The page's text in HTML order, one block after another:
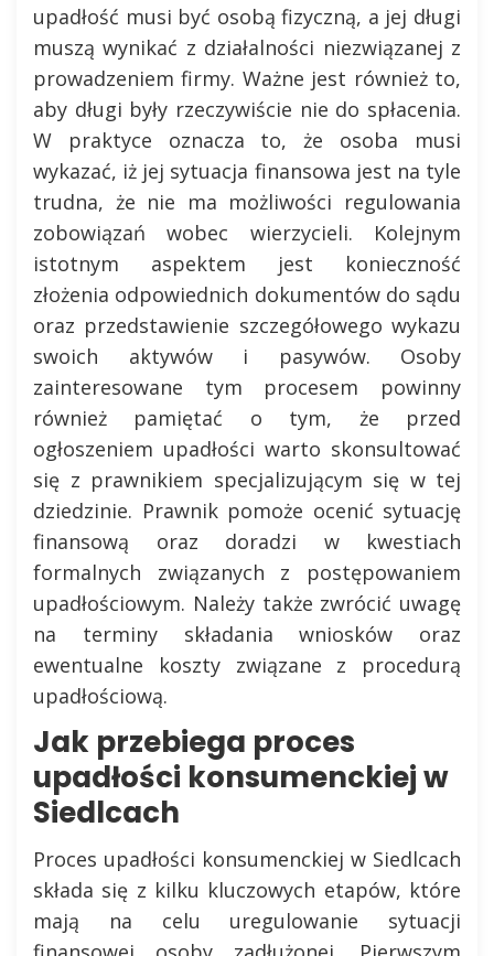
upadłość musi być osobą fizyczną, a jej długi
muszą wynikać z działalności niezwiązanej z
prowadzeniem firmy. Ważne jest również to,
aby długi były rzeczywiście nie do spłacenia.
W praktyce oznacza to, że osoba musi
wykazać, iż jej sytuacja finansowa jest na tyle
trudna, że nie ma możliwości regulowania
zobowiązań wobec wierzycieli. Kolejnym
istotnym aspektem jest konieczność
złożenia odpowiednich dokumentów do sądu
oraz przedstawienie szczegółowego wykazu
swoich aktywów i pasywów. Osoby
zainteresowane tym procesem powinny
również pamiętać o tym, że przed
ogłoszeniem upadłości warto skonsultować
się z prawnikiem specjalizującym się w tej
dziedzinie. Prawnik pomoże ocenić sytuację
finansową oraz doradzi w kwestiach
formalnych związanych z postępowaniem
upadłościowym. Należy także zwrócić uwagę
na terminy składania wniosków oraz
ewentualne koszty związane z procedurą
upadłościową.
Jak przebiega proces
upadłości konsumenckiej w
Siedlcach
Proces upadłości konsumenckiej w Siedlcach
składa się z kilku kluczowych etapów, które
mają na celu uregulowanie sytuacji